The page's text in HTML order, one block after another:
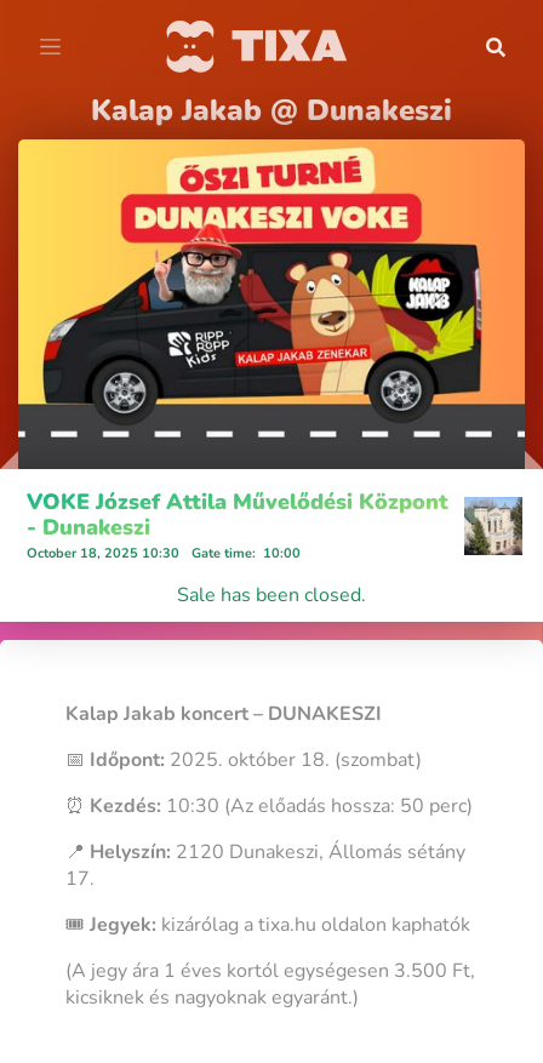
Kalap Jakab @ Dunakeszi
VOKE József Attila Művelődési Központ
- Dunakeszi
October 18, 2025 10:30 Gate time: 10:00
Sale has been closed.
Kalap Jakab koncert – DUNAKESZI
📅 Időpont: 2025. október 18. (szombat)
⏰ Kezdés: 10:30 (Az előadás hossza: 50 perc)
📍 Helyszín: 2120 Dunakeszi, Állomás sétány
17.
🎟️Jegyek: kizárólag a tixa.hu oldalon kaphatók
(A jegy ára 1 éves kortól egységesen 3.500 Ft,
kicsiknek és nagyoknak egyaránt.)